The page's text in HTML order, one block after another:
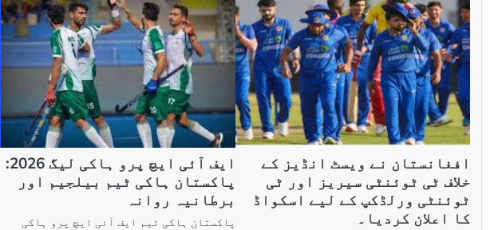
افغانستان نے ویسٹ انڈیز کے
خلاف ٹی ٹوئنٹی سیریز اور ٹی
ٹوئنٹی ورلڈکپ کے لیے اسکواڈ
کا اعلان کردیا۔
ایف آئی ایچ پرو ہاکی لیگ 2026:
پاکستان ہاکی ٹیم بیلجیم اور
برطانیہ روانہ
پاکستان ہاکی ٹیم ایف آئی ایچ پرو ہاکی